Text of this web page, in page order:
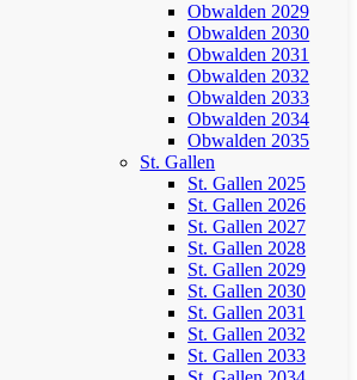
Obwalden 2029
Obwalden 2030
Obwalden 2031
Obwalden 2032
Obwalden 2033
Obwalden 2034
Obwalden 2035
St. Gallen
St. Gallen 2025
St. Gallen 2026
St. Gallen 2027
St. Gallen 2028
St. Gallen 2029
St. Gallen 2030
St. Gallen 2031
St. Gallen 2032
St. Gallen 2033